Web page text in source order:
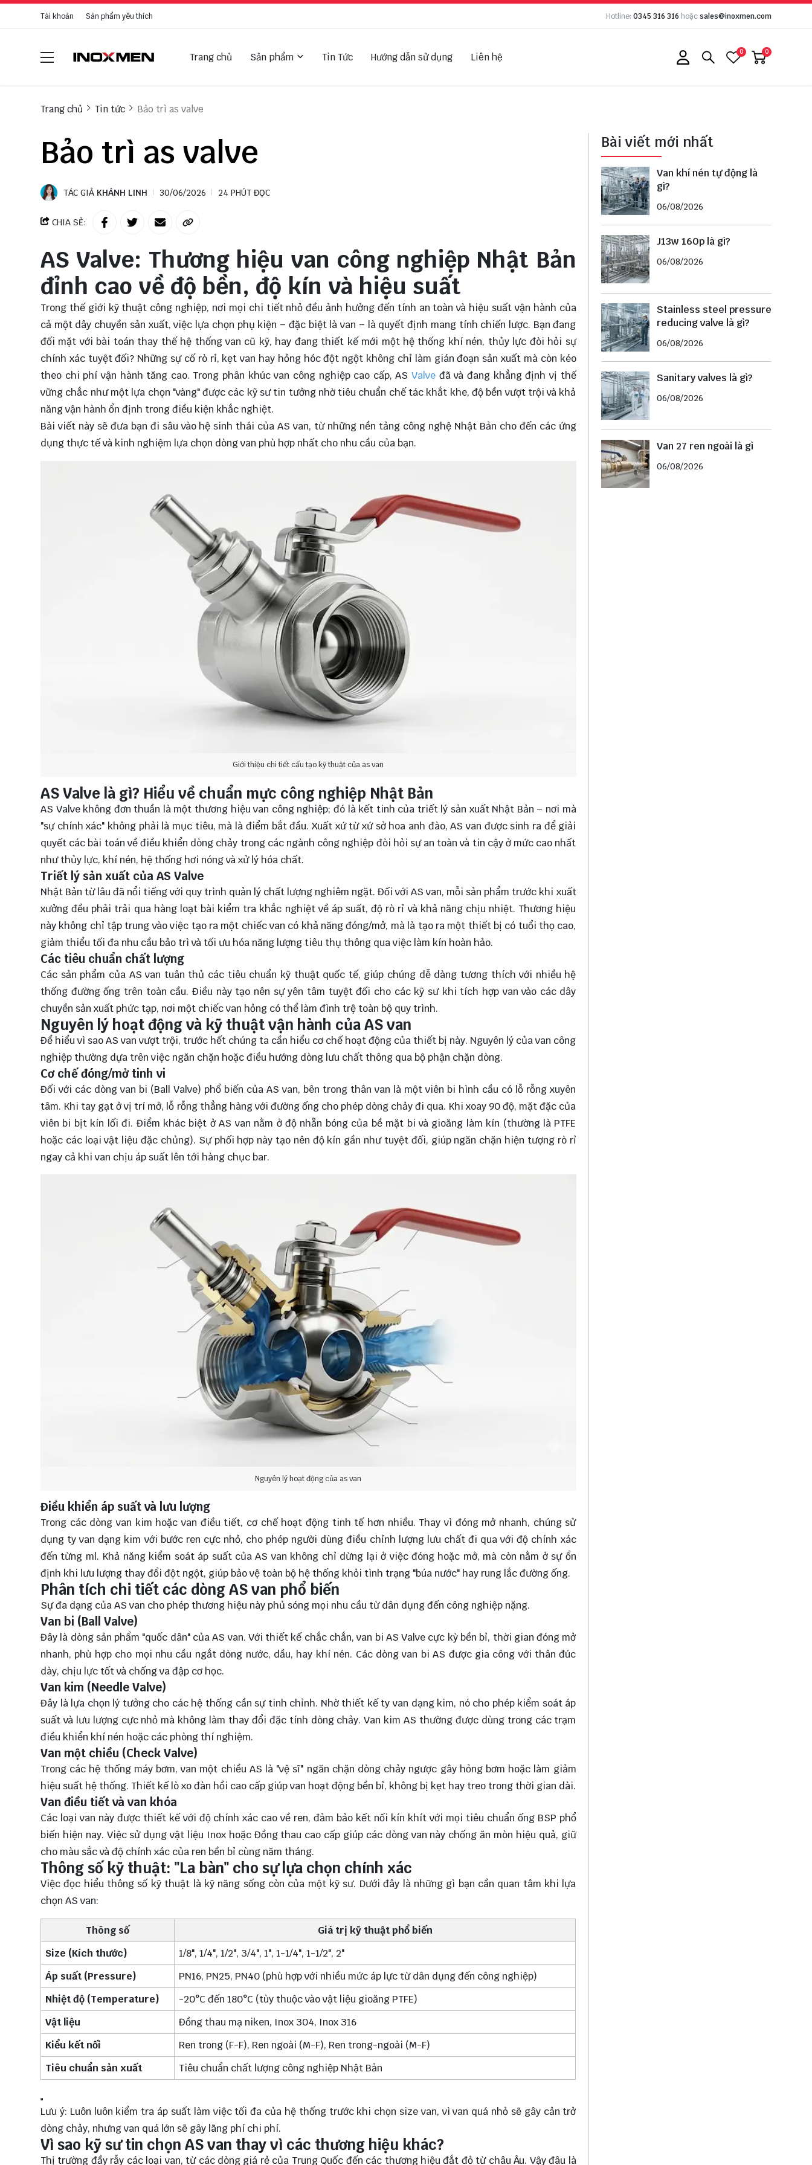
Tài khoản Sản phẩm yêu thích Hotline: 0345 316 316 hoặcsales@inoxmen.com
Trang chủ Sản phẩm Tin Tức Hướng dẫn sử dụng Liên hệ 0 0
Trang chủ Tin tức Bảo trì as valve
Bảo trì as valve
TÁC GIẢ KHÁNH LINH 30/06/2026 24 PHÚT ĐỌC
CHIA SẺ:
AS Valve: Thương hiệu van công nghiệp Nhật Bản
đỉnh cao về độ bền, độ kín và hiệu suất
Trong thế giới kỹ thuật công nghiệp, nơi mọi chi tiết nhỏ đều ảnh hưởng đến tính an toàn và hiệu suất vận hành của
cả một dây chuyền sản xuất, việc lựa chọn phụ kiện – đặc biệt là van – là quyết định mang tính chiến lược. Bạn đang
đối mặt với bài toán thay thế hệ thống van cũ kỹ, hay đang thiết kế mới một hệ thống khí nén, thủy lực đòi hỏi sự
chính xác tuyệt đối? Những sự cố rò rỉ, kẹt van hay hỏng hóc đột ngột không chỉ làm gián đoạn sản xuất mà còn kéo
theo chi phí vận hành tăng cao. Trong phân khúc van công nghiệp cao cấp, ASValve đã và đang khẳng định vị thế
vững chắc như một lựa chọn "vàng" được các kỹ sư tin tưởng nhờ tiêu chuẩn chế tác khắt khe, độ bền vượt trội và khả
năng vận hành ổn định trong điều kiện khắc nghiệt.
Bài viết này sẽ đưa bạn đi sâu vào hệ sinh thái của AS van, từ những nền tảng công nghệ Nhật Bản cho đến các ứng
dụng thực tế và kinh nghiệm lựa chọn dòng van phù hợp nhất cho nhu cầu của bạn.
Giới thiệu chi tiết cấu tạo kỹ thuật của as van
AS Valve là gì? Hiểu về chuẩn mực công nghiệp Nhật Bản
AS Valve không đơn thuần là một thương hiệu van công nghiệp; đó là kết tinh của triết lý sản xuất Nhật Bản – nơi mà
"sự chính xác" không phải là mục tiêu, mà là điểm bắt đầu. Xuất xứ từ xứ sở hoa anh đào, AS van được sinh ra để giải
quyết các bài toán về điều khiển dòng chảy trong các ngành công nghiệp đòi hỏi sự an toàn và tin cậy ở mức cao nhất
như thủy lực, khí nén, hệ thống hơi nóng và xử lý hóa chất.
Triết lý sản xuất của AS Valve
Nhật Bản từ lâu đã nổi tiếng với quy trình quản lý chất lượng nghiêm ngặt. Đối với AS van, mỗi sản phẩm trước khi xuất
xưởng đều phải trải qua hàng loạt bài kiểm tra khắc nghiệt về áp suất, độ rò rỉ và khả năng chịu nhiệt. Thương hiệu
này không chỉ tập trung vào việc tạo ra một chiếc van có khả năng đóng/mở, mà là tạo ra một thiết bị có tuổi thọ cao,
giảm thiểu tối đa nhu cầu bảo trì và tối ưu hóa năng lượng tiêu thụ thông qua việc làm kín hoàn hảo.
Các tiêu chuẩn chất lượng
Các sản phẩm của AS van tuân thủ các tiêu chuẩn kỹ thuật quốc tế, giúp chúng dễ dàng tương thích với nhiều hệ
thống đường ống trên toàn cầu. Điều này tạo nên sự yên tâm tuyệt đối cho các kỹ sư khi tích hợp van vào các dây
chuyền sản xuất phức tạp, nơi một chiếc van hỏng có thể làm đình trệ toàn bộ quy trình.
Nguyên lý hoạt động và kỹ thuật vận hành của AS van
Để hiểu vì sao AS van vượt trội, trước hết chúng ta cần hiểu cơ chế hoạt động của thiết bị này. Nguyên lý của van công
nghiệp thường dựa trên việc ngăn chặn hoặc điều hướng dòng lưu chất thông qua bộ phận chặn dòng.
Cơ chế đóng/mở tinh vi
Đối với các dòng van bi (Ball Valve) phổ biến của AS van, bên trong thân van là một viên bi hình cầu có lỗ rỗng xuyên
tâm. Khi tay gạt ở vị trí mở, lỗ rỗng thẳng hàng với đường ống cho phép dòng chảy đi qua. Khi xoay 90 độ, mặt đặc của
viên bi bịt kín lối đi. Điểm khác biệt ở AS van nằm ở độ nhẵn bóng của bề mặt bi và gioăng làm kín (thường là PTFE
hoặc các loại vật liệu đặc chủng). Sự phối hợp này tạo nên độ kín gần như tuyệt đối, giúp ngăn chặn hiện tượng rò rỉ
ngay cả khi van chịu áp suất lên tới hàng chục bar.
Nguyên lý hoạt động của as van
Điều khiển áp suất và lưu lượng
Trong các dòng van kim hoặc van điều tiết, cơ chế hoạt động tinh tế hơn nhiều. Thay vì đóng mở nhanh, chúng sử
dụng ty van dạng kim với bước ren cực nhỏ, cho phép người dùng điều chỉnh lượng lưu chất đi qua với độ chính xác
đến từng ml. Khả năng kiểm soát áp suất của AS van không chỉ dừng lại ở việc đóng hoặc mở, mà còn nằm ở sự ổn
định khi lưu lượng thay đổi đột ngột, giúp bảo vệ toàn bộ hệ thống khỏi tình trạng "búa nước" hay rung lắc đường ống.
Phân tích chi tiết các dòng AS van phổ biến
Sự đa dạng của AS van cho phép thương hiệu này phủ sóng mọi nhu cầu từ dân dụng đến công nghiệp nặng.
Van bi (Ball Valve)
Đây là dòng sản phẩm "quốc dân" của AS van. Với thiết kế chắc chắn, van bi AS Valve cực kỳ bền bỉ, thời gian đóng mở
nhanh, phù hợp cho mọi nhu cầu ngắt dòng nước, dầu, hay khí nén. Các dòng van bi AS được gia công với thân đúc
dày, chịu lực tốt và chống va đập cơ học.
Van kim (Needle Valve)
Đây là lựa chọn lý tưởng cho các hệ thống cần sự tinh chỉnh. Nhờ thiết kế ty van dạng kim, nó cho phép kiểm soát áp
suất và lưu lượng cực nhỏ mà không làm thay đổi đặc tính dòng chảy. Van kim AS thường được dùng trong các trạm
điều khiển khí nén hoặc các phòng thí nghiệm.
Van một chiều (Check Valve)
Trong các hệ thống máy bơm, van một chiều AS là "vệ sĩ" ngăn chặn dòng chảy ngược gây hỏng bơm hoặc làm giảm
hiệu suất hệ thống. Thiết kế lò xo đàn hồi cao cấp giúp van hoạt động bền bỉ, không bị kẹt hay treo trong thời gian dài.
Van điều tiết và van khóa
Các loại van này được thiết kế với độ chính xác cao về ren, đảm bảo kết nối kín khít với mọi tiêu chuẩn ống BSP phổ
biến hiện nay. Việc sử dụng vật liệu Inox hoặc Đồng thau cao cấp giúp các dòng van này chống ăn mòn hiệu quả, giữ
cho màu sắc và độ chính xác của ren bền bỉ cùng năm tháng.
Thông số kỹ thuật: "La bàn" cho sự lựa chọn chính xác
Việc đọc hiểu thông số kỹ thuật là kỹ năng sống còn của một kỹ sư. Dưới đây là những gì bạn cần quan tâm khi lựa
chọn AS van:
Thông số
Giá trị kỹ thuật phổ biến
Size (Kích thước)
1/8", 1/4", 1/2", 3/4", 1", 1-1/4", 1-1/2", 2"
Áp suất (Pressure)
PN16, PN25, PN40 (phù hợp với nhiều mức áp lực từ dân dụng đến công nghiệp)
Nhiệt độ (Temperature)
-20°C đến 180°C (tùy thuộc vào vật liệu gioăng PTFE)
Vật liệu
Đồng thau mạ niken, Inox 304, Inox 316
Kiểu kết nối
Ren trong (F-F), Ren ngoài (M-F), Ren trong-ngoài (M-F)
Tiêu chuẩn sản xuất
Tiêu chuẩn chất lượng công nghiệp Nhật Bản
Lưu ý: Luôn luôn kiểm tra áp suất làm việc tối đa của hệ thống trước khi chọn size van, vì van quá nhỏ sẽ gây cản trở
dòng chảy, nhưng van quá lớn sẽ gây lãng phí chi phí.
Vì sao kỹ sư tin chọn AS van thay vì các thương hiệu khác?
Thị trường đầy rẫy các loại van, từ các dòng giá rẻ của Trung Quốc đến các thương hiệu đắt đỏ từ châu Âu. Vậy đâu là
Bài viết mới nhất
Van khí nén tự động là
gì?
06/08/2026
J13w 160p là gì?
06/08/2026
Stainless steel pressure
reducing valve là gì?
06/08/2026
Sanitary valves là gì?
06/08/2026
Van 27 ren ngoài là gì
06/08/2026